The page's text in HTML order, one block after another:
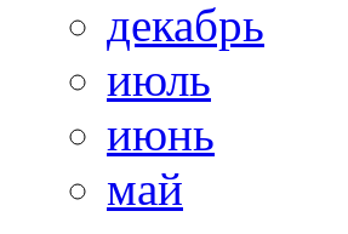
декабрь
июль
июнь
май